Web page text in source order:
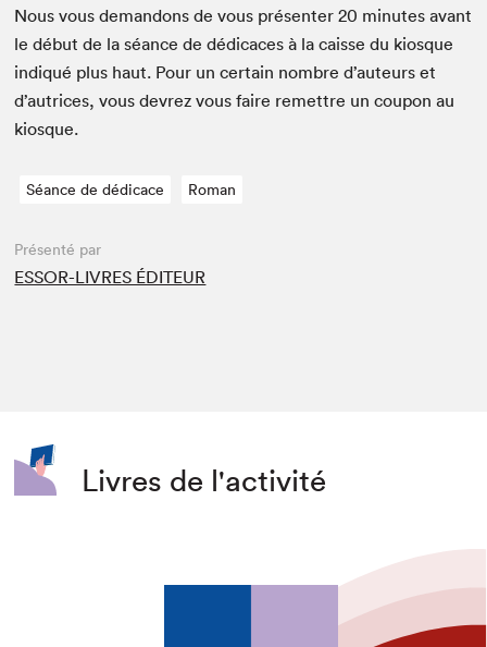
Nous vous deman­dons de vous présen­ter20 min­utes avant
le début de la séance de dédi­caces à la caisse du kiosque
indiqué plus haut. Pour un cer­tain nom­bre d’auteurs et
d’autrices, vous devrez vous faire remet­tre un coupon au
kiosque.
Séance de dédicace Roman
Présenté par
ESSOR-LIVRES ÉDITEUR
Livres de l'activité